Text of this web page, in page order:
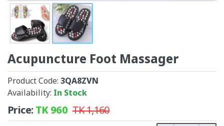
Acupuncture Foot Massager
Product Code: 3QA8ZVN
Availability: In Stock
Price:TK960 TK1,160